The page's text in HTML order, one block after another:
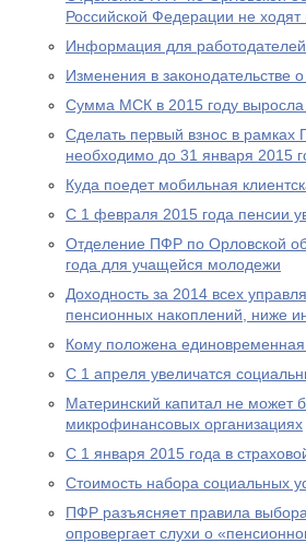
Российской Федерации не
Информация для
Изменения в законодательстве
Сумма МСК в 2015 году выросла
Сделать первый взнос в рамках
необходимо до 31 января 2015
Куда поедет мобильная
С 1 февраля 2015 года пенсии
Отделение ПФР по Орловской
года для учащейся молодежи
Доходность за 2014 всех
пенсионных накоплений, ниже
Кому положена
С 1 апреля увеличатся
Материнский капитал не может
микрофинансовых организациях
С 1 января 2015 года в
Стоимость набора социальных
ПФР разъясняет правила
опровергает слухи о